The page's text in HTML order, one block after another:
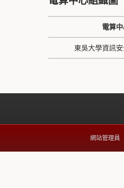
電算
東吳大學資訊
網站管理